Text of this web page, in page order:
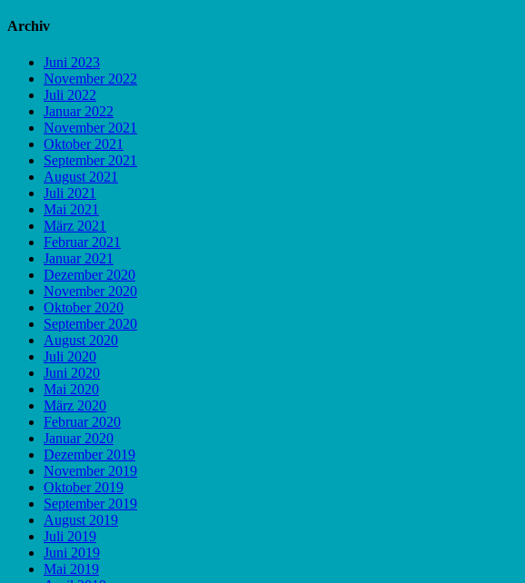
Archiv
Juni 2023
November 2022
Juli 2022
Januar 2022
November 2021
Oktober 2021
September 2021
August 2021
Juli 2021
Mai 2021
März 2021
Februar 2021
Januar 2021
Dezember 2020
November 2020
Oktober 2020
September 2020
August 2020
Juli 2020
Juni 2020
Mai 2020
März 2020
Februar 2020
Januar 2020
Dezember 2019
November 2019
Oktober 2019
September 2019
August 2019
Juli 2019
Juni 2019
Mai 2019